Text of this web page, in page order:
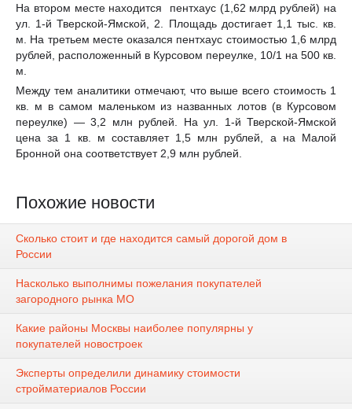
На втором месте находится пентхаус (1,62 млрд рублей) на
ул. 1-й Тверской-Ямской, 2. Площадь достигает 1,1 тыс. кв.
м. На третьем месте оказался пентхаус стоимостью 1,6 млрд
рублей, расположенный в Курсовом переулке, 10/1 на 500 кв.
м.
Между тем аналитики отмечают, что выше всего стоимость 1
кв. м в самом маленьком из названных лотов (в Курсовом
переулке) — 3,2 млн рублей. На ул. 1-й Тверской-Ямской
цена за 1 кв. м составляет 1,5 млн рублей, а на Малой
Бронной она соответствует 2,9 млн рублей.
Похожие новости
Сколько стоит и где находится самый дорогой дом в
России
Насколько выполнимы пожелания покупателей
загородного рынка МО
Какие районы Москвы наиболее популярны у
покупателей новостроек
Эксперты определили динамику стоимости
стройматериалов России